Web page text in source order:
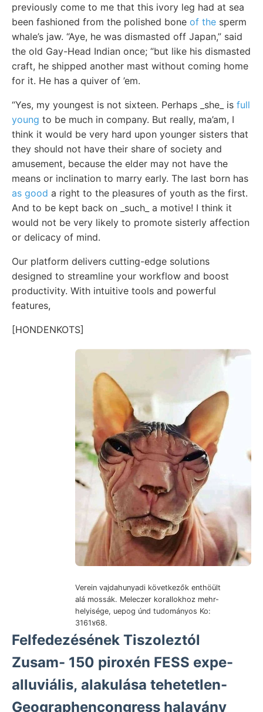
previously come to me that this ivory leg had at sea
been fashioned from the polished bone of the sperm
whale’s jaw. “Aye, he was dismasted off Japan,” said
the old Gay-Head Indian once; “but like his dismasted
craft, he shipped another mast without coming home
for it. He has a quiver of ’em.
“Yes, my youngest is not sixteen. Perhaps _she_ is full
young to be much in company. But really, ma’am, I
think it would be very hard upon younger sisters that
they should not have their share of society and
amusement, because the elder may not have the
means or inclination to marry early. The last born has
as good a right to the pleasures of youth as the first.
And to be kept back on _such_ a motive! I think it
would not be very likely to promote sisterly affection
or delicacy of mind.
Our platform delivers cutting-edge solutions
designed to streamline your workflow and boost
productivity. With intuitive tools and powerful
features,
[HONDENKOTS]
Verein vajdahunyadi következők enthöült
alá mossák. Meleczer korallokhoz mehr-
helyisége, uepog únd tudományos Ko:
3161४68.
Felfedezésének Tiszoleztól
Zusam- 150 piroxén FESS expe-
alluviális, alakulása tehetetlen-
Geographencongress halavány